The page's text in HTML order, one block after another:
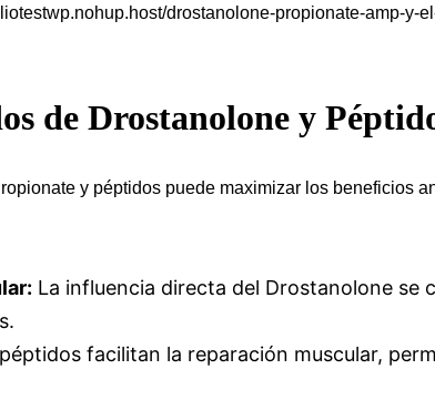
drostanolone-propionate-amp-y-
de Drostanolone y
y péptidos puede maximizar los beneficios
La influencia directa del Drostanolone se
facilitan la reparación muscular,